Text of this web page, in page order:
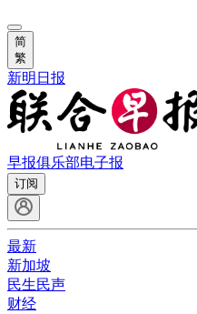
简
繁
新明日报
早报俱乐部电子报
订阅
最新
新加坡
民生民声
财经